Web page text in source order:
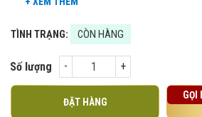
TÌNH TRẠNG: CÒN HÀNG
Số lượng
ĐẶT HÀNG
GỌI